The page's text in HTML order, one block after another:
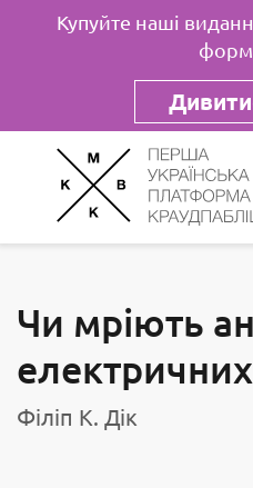
Купуйте наші
Чи мріють
Філіп К. Дік